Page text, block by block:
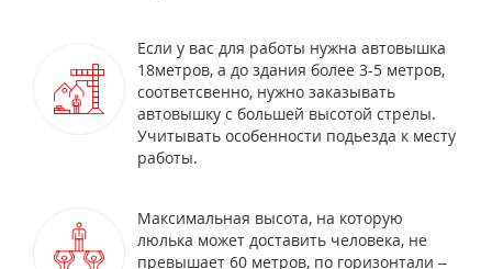
Если у вас для работы нужна автовышка
18метров, а до здания более 3-5 метров,
соответсвенно, нужно заказывать
автовышку с большей высотой стрелы.
Учитывать особенности подьезда к месту
работы.
Максимальная высота, на которую
люлька может доставить человека, не
превышает 60 метров, по горизонтали –